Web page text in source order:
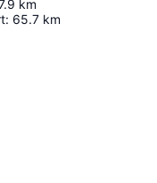
km
: 65.7 km